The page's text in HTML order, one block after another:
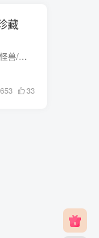
藏
// ==UserScript== // @name 去除创客贴/图怪兽/比格设计去水印珍藏版V231011 // @namespace https://users/1089045-tao-yan // @version 3.2 // @description 在V3.0去除创客贴设计的基础上，...
653 33